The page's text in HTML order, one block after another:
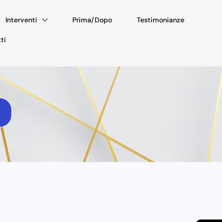
Interventi Prima/Dopo Testimonianze